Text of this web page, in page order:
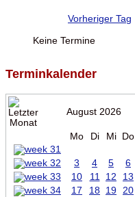
Vorheriger Tag
Keine Termine
Terminkalender
August 2026
Mo Di Mi Do
3
4 5 6
10
11 12 13
17
18 19 20